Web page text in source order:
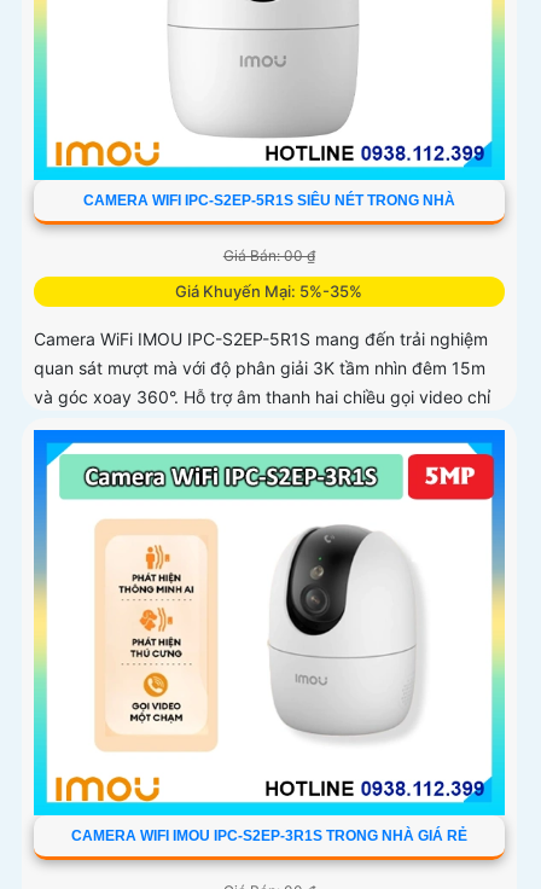
CAMERA WIFI IPC-S2EP-5R1S SIÊU NÉT TRONG NHÀ
Giá Bán: 00 ₫
Giá Khuyến Mại: 5%-35%
Camera WiFi IMOU IPC-S2EP-5R1S mang đến trải nghiệm
quan sát mượt mà với độ phân giải 3K tầm nhìn đêm 15m
và góc xoay 360°. Hỗ trợ âm thanh hai chiều gọi video chỉ
với một chạm và lưu trữ thẻ nhớ tới 256GB
CAMERA WIFI IMOU IPC-S2EP-3R1S TRONG NHÀ GIÁ RẺ